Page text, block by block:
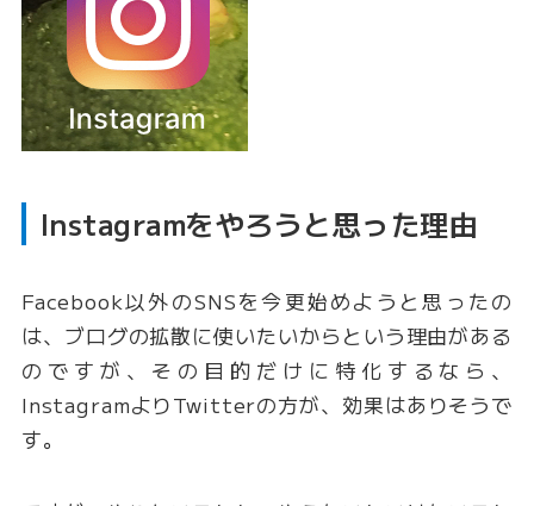
Instagramをやろうと思った理由
Facebook以外のSNSを今更始めようと思ったの
は、ブログの拡散に使いたいからという理由がある
のですが、その目的だけに特化するなら、
InstagramよりTwitterの方が、効果はありそうで
す。